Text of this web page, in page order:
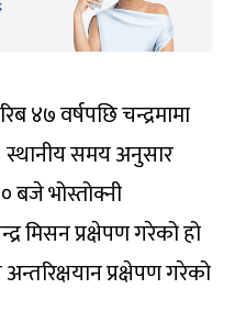
४७ वर्षपछि चन्द्रमामा
स्थानीय समय अनुसार
बजे भोस्तोक्नी
मिसन प्रक्षेपण गरेको हो
प्रक्षेपण गरेको